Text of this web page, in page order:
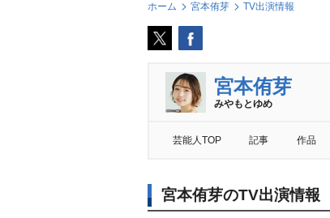
ホーム 宮本侑芽 TV出演情報
宮本侑芽
みやもとゆめ
芸能人TOP 記事 作品
宮本侑芽のTV出演情報